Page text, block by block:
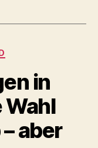
in
Wahl
aber